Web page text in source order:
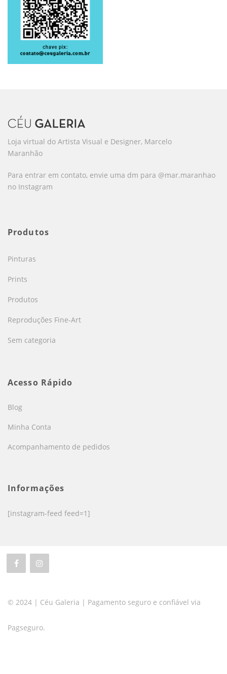
Loja virtual do Artista Visual e Designer, Marcelo
Maranhão
Para entrar em contato, envie uma dm para @mar.maranhao
no Instagram
Produtos
Pinturas
Prints
Produtos
Reproduções Fine-Art
Sem categoria
Acesso Rápido
Blog
Minha Conta
Acompanhamento de pedidos
Informações
[instagram-feed feed=1]
© 2024 | Céu Galeria | Pagamento seguro e confiável via
Pagseguro.